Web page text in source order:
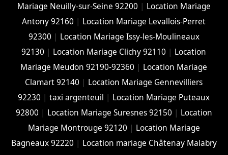
Mariage Neuilly-sur-Seine 92200 | Location Mariage
Antony 92160 | Location Mariage Levallois-Perret
92300 | Location Mariage Issy-les-Moulineaux
92130 | Location Mariage Clichy 92110 | Location
Mariage Meudon 92190-92360 | Location Mariage
Clamart 92140 | Location Mariage Gennevilliers
92230 |taxi argenteuil | Location Mariage Puteaux
92800 | Location Mariage Suresnes 92150 | Location
Mariage Montrouge 92120 | Location Mariage
Bagneaux 92220 | Location mariage Châtenay Malabry